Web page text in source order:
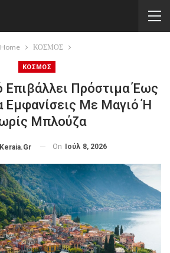
Home ΚΟΣΜΟΣ
ΚΟΣΜΟΣ
Επιβάλλει Πρόστιμα Έως
Εμφανίσεις Με Μαγιό Ή
Μπλούζα
Keraia.gr On Ιούλ 8, 2026